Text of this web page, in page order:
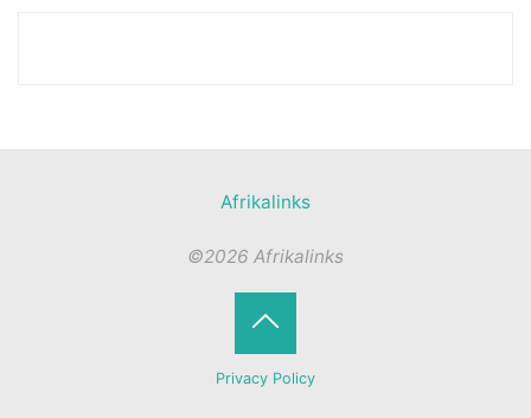
Afrikalinks
©2026 Afrikalinks
Privacy Policy
Terug